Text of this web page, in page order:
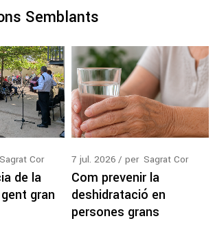
Semblants
Sagrat Cor
de la
gran
7 jul. 2026 per Sagrat Cor
Com prevenir la
deshidratació en
persones grans